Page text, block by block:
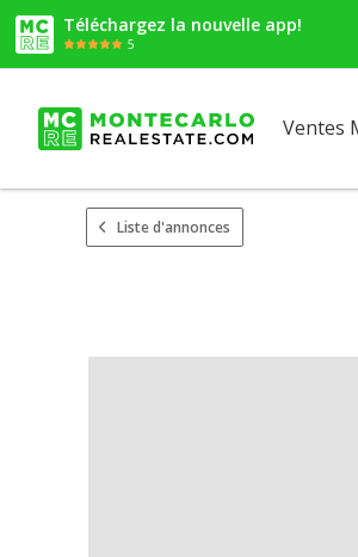
Téléchargez la nouvelle app!
5
Ventes
Liste d'annonces